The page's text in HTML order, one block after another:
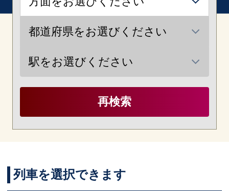
再検索
列車を選択できます